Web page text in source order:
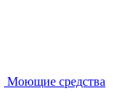
Моющие средства